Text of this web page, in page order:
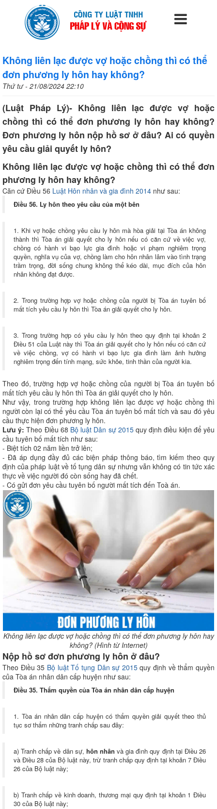
Không liên lạc được vợ hoặc chồng thì có thể
đơn phương ly hôn hay không?
Thứ tư - 21/08/2024 22:10
(Luật Pháp Lý)- Không liên lạc được vợ hoặc
chồng thì có thể đơn phương ly hôn hay không?
Đơn phương ly hôn nộp hồ sơ ở đâu? Ai có quyền
yêu cầu giải quyết ly hôn?
Không liên lạc được vợ hoặc chồng thì có thể đơn
phương ly hôn hay không?
Căn cứ Điều 56 Luật Hôn nhân và gia đình 2014 như sau:
Điều 56. Ly hôn theo yêu cầu của một bên
1. Khi vợ hoặc chồng yêu cầu ly hôn mà hòa giải tại Tòa án không
thành thì Tòa án giải quyết cho ly hôn nếu có căn cứ về việc vợ,
chồng có hành vi bạo lực gia đình hoặc vi phạm nghiêm trọng
quyền, nghĩa vụ của vợ, chồng làm cho hôn nhân lâm vào tình trạng
trầm trọng, đời sống chung không thể kéo dài, mục đích của hôn
nhân không đạt được.
2. Trong trường hợp vợ hoặc chồng của người bị Tòa án tuyên bố
mất tích yêu cầu ly hôn thì Tòa án giải quyết cho ly hôn.
3. Trong trường hợp có yêu cầu ly hôn theo quy định tại khoản 2
Điều 51 của Luật này thì Tòa án giải quyết cho ly hôn nếu có căn cứ
về việc chồng, vợ có hành vi bạo lực gia đình làm ảnh hưởng
nghiêm trọng đến tính mạng, sức khỏe, tinh thần của người kia.
Theo đó, trường hợp vợ hoặc chồng của người bị Tòa án tuyên bố
mất tích yêu cầu ly hôn thì Tòa án giải quyết cho ly hôn.
Như vậy, trong trường hợp không liên lạc được vợ hoặc chồng thì
người còn lại có thể yêu cầu Tòa án tuyên bố mất tích và sau đó yêu
cầu thực hiện đơn phương ly hôn.
Lưu ý: Theo Điều 68 Bộ luật Dân sự 2015quy định điều kiện để yêu
cầu tuyên bố mất tích như sau:
- Biệt tích 02 năm liền trở lên;
- Đã áp dụng đầy đủ các biện pháp thông báo, tìm kiếm theo quy
định của pháp luật về tố tụng dân sự nhưng vẫn không có tin tức xác
thực về việc người đó còn sống hay đã chết.
- Có gửi đơn yêu cầu tuyên bố người mất tích đến Toà án.
Không liên lạc được vợ hoặc chồng thì có thể đơn phương ly hôn hay
không? (Hình từ Internet)
Nộp hồ sơ đơn phương ly hôn ở đâu?
Theo Điều 35 Bộ luật Tố tụng Dân sự 2015quy định về thẩm quyền
của Tòa án nhân dân cấp huyện như sau:
Điều 35. Thẩm quyền của Tòa án nhân dân cấp huyện
1. Tòa án nhân dân cấp huyện có thẩm quyền giải quyết theo thủ
tục sơ thẩm những tranh chấp sau đây:
a) Tranh chấp về dân sự, hôn nhân và gia đình quy định tại Điều 26
và Điều 28 của Bộ luật này, trừ tranh chấp quy định tại khoản 7 Điều
26 của Bộ luật này;
b) Tranh chấp về kinh doanh, thương mại quy định tại khoản 1 Điều
30 của Bộ luật này;